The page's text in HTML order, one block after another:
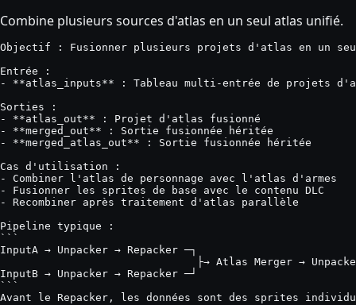
Combine plusieurs sources d'atlas en un seul atlas unifié.
Objectif : Fusionner plusieurs projets d'atlas en un
Entrée :
- **atlas_inputs** : Tableau multi-entrée de projets
Sorties :
- **atlas_out** : Projet d'atlas fusionné
- **merged_out** : Sortie fusionnée héritée
- **merged_atlas_out** : Sortie fusionnée héritée
Cas d'utilisation :
- Combiner l'atlas de personnage avec l'atlas d'armes
- Fusionner les sprites de base avec le contenu DLC
- Recombiner après traitement d'atlas parallèle
Pipeline typique :
```
InputA → Unpacker → Repacker ─┐
├→ Atlas Merger →
InputB → Unpacker → Repacker ─┘
```
Avant le Repacker, les données sont des sprites